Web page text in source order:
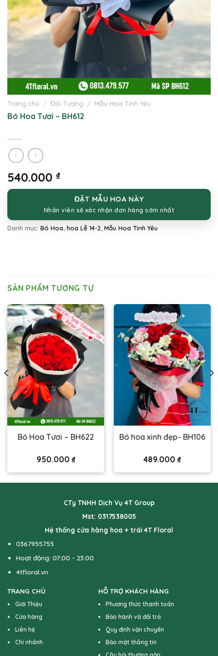
Trang chủ / Đối Tượng / Mẫu Hoa Tình Yêu
Bó Hoa Tươi – BH612
540.000 ₫
ĐẶT MẪU HOA NÀY
Nhân viên sẽ xác nhận đơn hàng sớm nhất
Danh mục: Bó Hoa hoa Lễ 14-2 Mẫu Hoa Tình Yêu
SẢN PHẨM TƯƠNG TỰ
Bó Hoa Tươi – BH622
950.000 ₫
Bó hoa xinh đẹp- BH106
489.000 ₫
CTy TNHH Dịch Vụ 4T Group
Mst: 0317538005
Hệ thống cửa hàng hoa + trái 4T Floral
0367955755
Hoạt động: 07:00 - 23:00
4tfloral.vn
TRANG CHỦ
Giới Thiệu
Cửa hàng
Liên hệ
Chi nhánh
HỖ TRỢ KHÁCH HÀNG
Phương thức thanh toán
Bảo hành và đổi trả
Quy định vận chuyển
Bảo mật thông tin